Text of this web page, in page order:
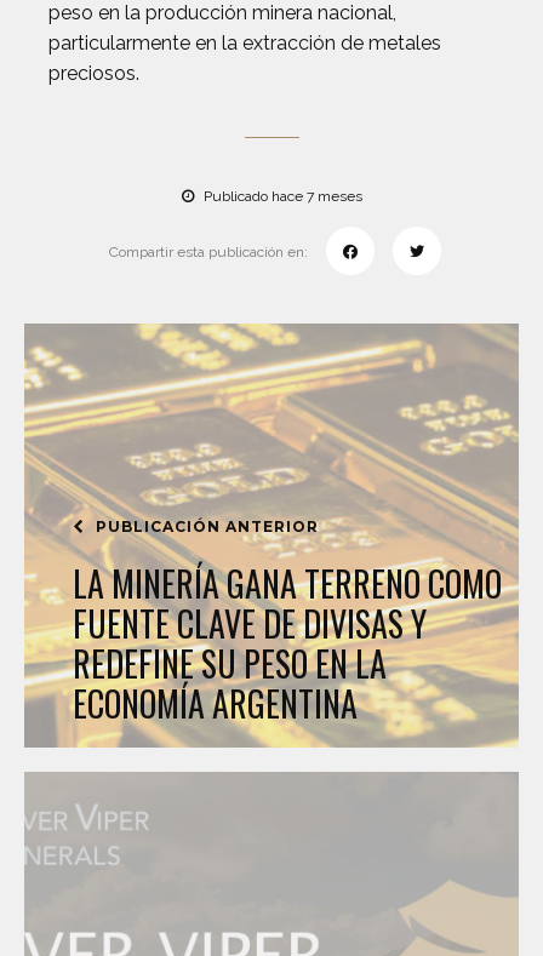
peso en la producción minera nacional,
particularmente en la extracción de metales
preciosos.
Publicado hace 7 meses
Compartir esta publicación en:
PUBLICACIÓN ANTERIOR
LA MINERÍA GANA TERRENO COMO
FUENTE CLAVE DE DIVISAS Y
REDEFINE SU PESO EN LA
ECONOMÍA ARGENTINA